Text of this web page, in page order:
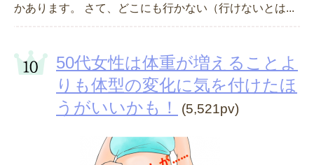
かあります。 さて、どこにも行かない（行けないとは...
50代女性は体重が増えることよ
りも体型の変化に気を付けたほ
うがいいかも！
(5,521pv)